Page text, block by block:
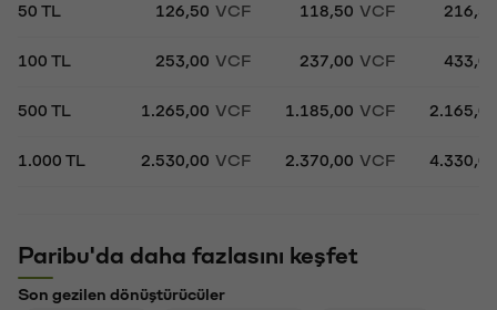
50 TL 126,50 VCF 118,50 VCF
100 TL 253,00 VCF 237,00 VCF
500 TL 1.265,00 VCF 1.185,00 VCF
1.000 TL 2.530,00 VCF 2.370,00 VCF
Paribu'da daha fazlasını keşfet
Son gezilen dönüştürücüler